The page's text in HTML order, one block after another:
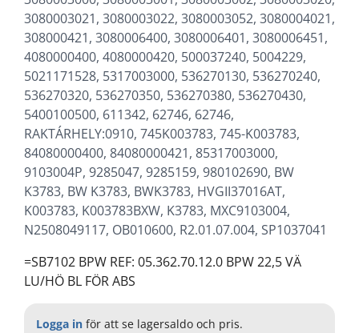
430-SN7153
3080003021, 3080003022, 3080003052, 3080004021,
308000421, 3080006400, 3080006401, 3080006451,
4080000400, 4080000420, 500037240, 5004229,
5021171528, 5317003000, 536270130, 536270240,
536270320, 536270350, 536270380, 536270430,
5400100500, 611342, 62746, 62746,
RAKTÁRHELY:0910, 745K003783, 745-K003783,
84080000400, 84080000421, 85317003000,
9103004P, 9285047, 9285159, 980102690, BW
K3783, BW K3783, BWK3783, HVGII37016AT,
K003783, K003783BXW, K3783, MXC9103004,
N2508049117, OB010600, R2.01.07.004, SP1037041
=SB7102 BPW REF: 05.362.70.12.0 BPW 22,5 VÄ
LU/HÖ BL FÖR ABS
Logga in för att se lagersaldo och pris.